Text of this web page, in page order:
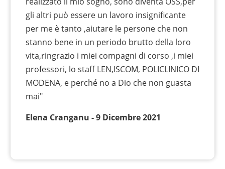
gli altri può essere un lavoro insignificante
per me è tanto ,aiutare le persone che non
stanno bene in un periodo brutto della loro
vita,ringrazio i miei compagni di corso ,i miei
professori, lo staff LEN,ISCOM, POLICLINICO DI
MODENA, e perché no a Dio che non guasta
mai"
Elena Cranganu - 9 Dicembre 2021